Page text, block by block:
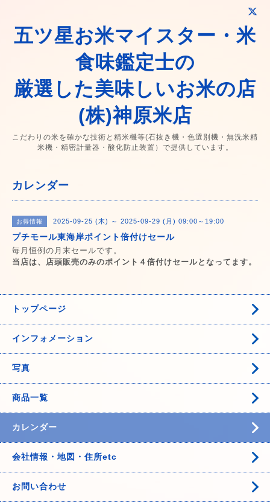
五ツ星お米マイスター・米
食味鑑定士の
厳選した美味しいお米の店
(株)神原米店
こだわりの米を確かな技術と精米機等(石抜き機・色選別機・無洗米精
米機・精密計量器・酸化防止装置）で提供しています。
カレンダー
お得情報 2025-09-25 (木) ～ 2025-09-29 (月) 09:00～19:00
プチモール東海岸ポイント倍付けセール
毎月恒例の月末セールです。
当店は、店頭販売のみのポイント４倍付けセールとなってます。
トップページ
インフォメーション
写真
商品一覧
カレンダー
会社情報・地図・住所etc
お問い合わせ